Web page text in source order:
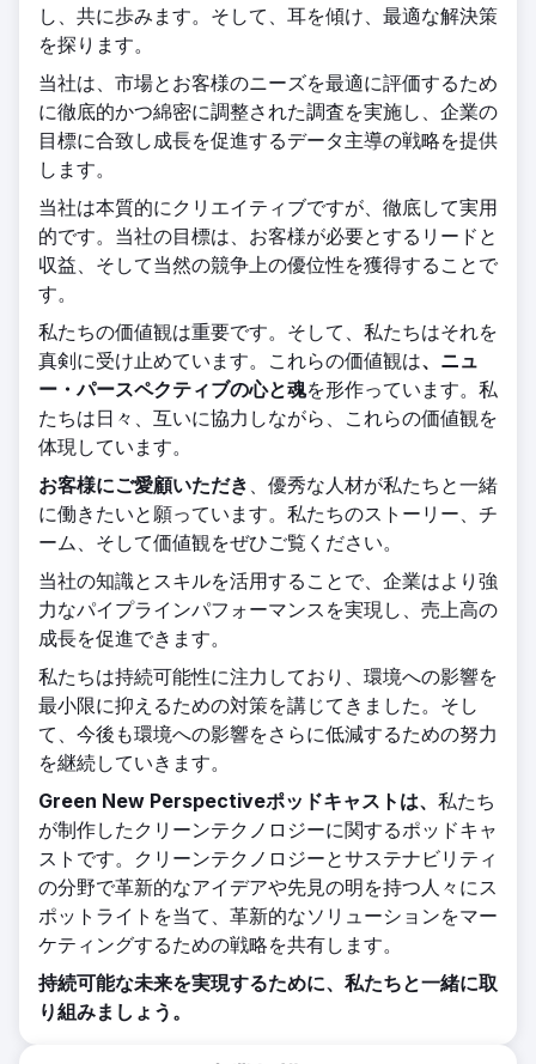
し、共に歩みます。そして、耳を傾け、最適な解決策
を探ります。
当社は、市場とお客様のニーズを最適に評価するため
に徹底的かつ綿密に調整された調査を実施し、企業の
目標に合致し成長を促進するデータ主導の戦略を提供
します。
当社は本質的にクリエイティブですが、徹底して実用
的です。当社の目標は、お客様が必要とするリードと
収益、そして当然の競争上の優位性を獲得することで
す。
私たちの価値観は重要です。そして、私たちはそれを
真剣に受け止めています。これらの価値観は、ニュ
ー・パースペクティブの心と魂を形作っています。私
たちは日々、互いに協力しながら、これらの価値観を
体現しています。
お客様にご愛顧いただき 、優秀な人材が私たちと一緒
に働きたいと願っています。私たちのストーリー、チ
ーム、そして価値観をぜひご覧ください。
当社の知識とスキルを活用することで、企業はより強
力なパイプラインパフォーマンスを実現し、売上高の
成長を促進できます。
私たちは持続可能性に注力しており、環境への影響を
最小限に抑えるための対策を講じてきました。そし
て、今後も環境への影響をさらに低減するための努力
を継続していきます。
Green New Perspectiveポッドキャストは、 私たち
が制作したクリーンテクノロジーに関するポッドキャ
ストです。クリーンテクノロジーとサステナビリティ
の分野で革新的なアイデアや先見の明を持つ人々にス
ポットライトを当て、革新的なソリューションをマー
ケティングするための戦略を共有します。
持続可能な未来を実現するために、私たちと一緒に取
り組みましょう。